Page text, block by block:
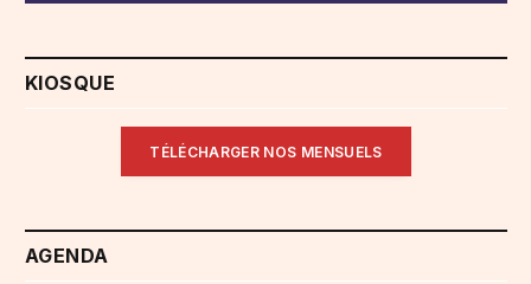
KIOSQUE
TÉLÉCHARGER NOS MENSUELS
AGENDA